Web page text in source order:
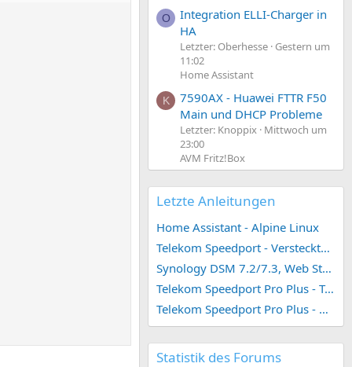
O
Integration ELLI-Charger in
HA
Letzter: Oberhesse Gestern um
11:02
Home Assistant
K
7590AX - Huawei FTTR F50
Main und DHCP Probleme
Letzter: Knoppix
Mittwoch um
23:00
AVM Fritz!Box
Letzte Anleitungen
Home Assistant - Alpine Linux
Telekom Speedport - Versteckte Konfigurationen
Synology DSM 7.2/7.3, Web Station 4, Webdienst und Webportal erstellen (ehemals vHost)
Telekom Speedport Pro Plus - Telefonie einrichten
Telekom Speedport Pro Plus - Netzwerk einrichten
Statistik des Forums